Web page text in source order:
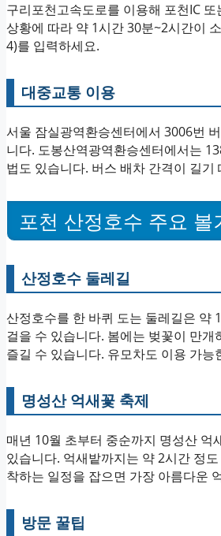
구리포천고속도로를 이용해 포천IC
상황에 따라 약 1시간 30분~2시간이
4)를 입력하세요.
대중교통 이용
서울 잠실광역환승센터에서 3006번
니다. 도봉산역광역환승센터에서는
법도 있습니다. 버스 배차 간격이 길
포천 산정호수 주요 볼
산정호수 둘레길
산정호수를 한 바퀴 도는 둘레길은 약
걸을 수 있습니다. 봄에는 벚꽃이 만
즐길 수 있습니다. 유모차도 이용 가
명성산 억새꽃 축제
매년 10월 초부터 중순까지 명성산
있습니다. 억새밭까지는 약 2시간 정
착하는 일정을 잡으면 가장 아름다운
방문 꿀팁